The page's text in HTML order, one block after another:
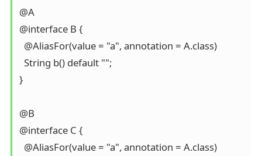
@A
@interface B {
  @AliasFor(value = "a", annotation = A.class)
  String b() default "";
}
@B
@interface C {
  @AliasFor(value = "a", annotation = A.class)